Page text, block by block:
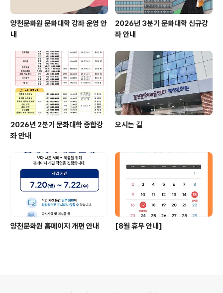
양천문화원 문화대학 강좌 운영 안
내
2026년 3분기 문화대학 신규강
좌 안내
2026년 2분기 문화대학 종합강
좌 안내
오시는 길
양천문화원 홈페이지 개편 안내 [8월 휴무 안내]